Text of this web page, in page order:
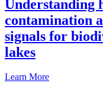
Understanding
contamination
signals for
lakes
Learn More